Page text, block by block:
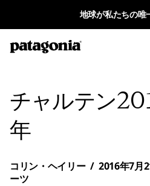
地球が私たちの唯
チャルテン
年
コリン・ヘイリー / 2016年7月
ーツ